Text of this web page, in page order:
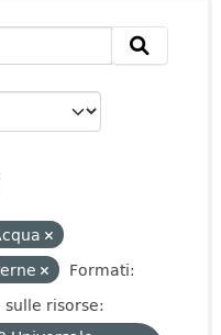
Formati:
sulle risorse: